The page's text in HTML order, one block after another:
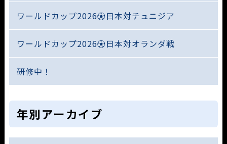
ワールドカップ2026⚽日本対チュニジア
ワールドカップ2026⚽日本対オランダ戦
研修中！
年別アーカイブ